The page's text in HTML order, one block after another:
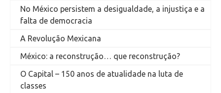
No México persistem a desigualdade, a injustiça e a
falta de democracia
A Revolução Mexicana
México: a reconstrução… que reconstrução?
O Capital – 150 anos de atualidade na luta de
classes